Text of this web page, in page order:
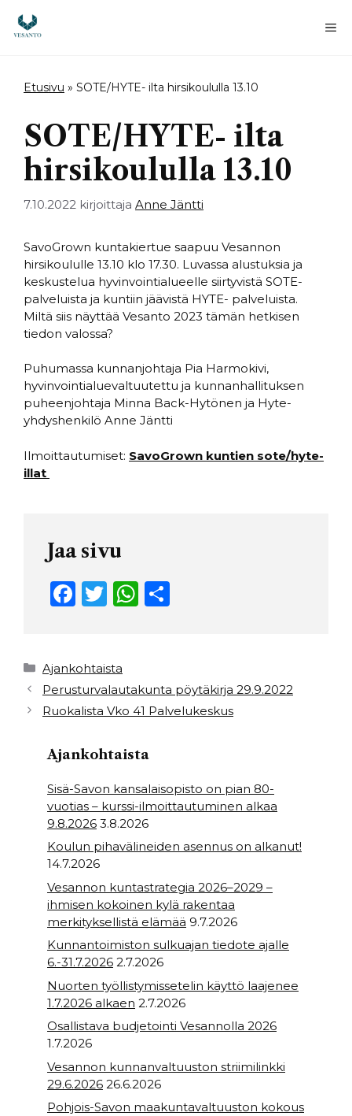
sisältöön
Etusivu » SOTE/HYTE- ilta hirsikoululla 13.10
SOTE/HYTE- ilta
hirsikoululla 13.10
7.10.2022 kirjoittaja Anne Jäntti
SavoGrown kuntakiertue saapuu Vesannon
hirsikoululle 13.10 klo 17.30. Luvassa alustuksia ja
keskustelua hyvinvointialueelle siirtyvistä SOTE-
palveluista ja kuntiin jäävistä HYTE- palveluista.
Miltä siis näyttää Vesanto 2023 tämän hetkisen
tiedon valossa?
Puhumassa kunnanjohtaja Pia Harmokivi,
hyvinvointialuevaltuutettu ja kunnanhallituksen
puheenjohtaja Minna Back-Hytönen ja Hyte-
yhdyshenkilö Anne Jäntti
Ilmoittautumiset: SavoGrown kuntien sote/hyte-
illat
Jaa sivu
F
e
b
o
o
k
T
t
e
r
W
A
p
p
Kategoriat
Ajankohtaista
Perusturvalautakunta pöytäkirja 29.9.2022
Ruokalista Vko 41 Palvelukeskus
Ajankohtaista
Sisä-Savon kansalaisopisto on pian 80-
vuotias – kurssi-ilmoittautuminen alkaa
9.8.2026 3.8.2026
Koulun pihavälineiden asennus on alkanut!
14.7.2026
Vesannon kuntastrategia 2026–2029 –
ihmisen kokoinen kylä rakentaa
merkityksellistä elämää 9.7.2026
Kunnantoimiston sulkuajan tiedote ajalle
6.-31.7.2026 2.7.2026
Nuorten työllistymissetelin käyttö laajenee
1.7.2026 alkaen 2.7.2026
Osallistava budjetointi Vesannolla 2026
1.7.2026
Vesannon kunnanvaltuuston striimilinkki
29.6.2026 26.6.2026
Pohjois-Savon maakuntavaltuuston kokous